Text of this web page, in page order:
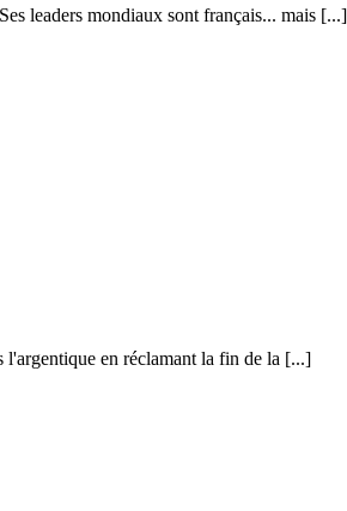
leaders mondiaux sont français... mais [...]
l'argentique en réclamant la fin de la [...]